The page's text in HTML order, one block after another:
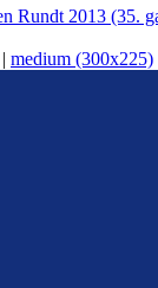
Rundt 2013 (35.
| medium (300x225)